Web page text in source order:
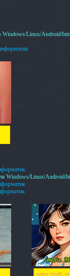
Windows/Linux/Android/
Windows/Linux/Android/
опять html5,